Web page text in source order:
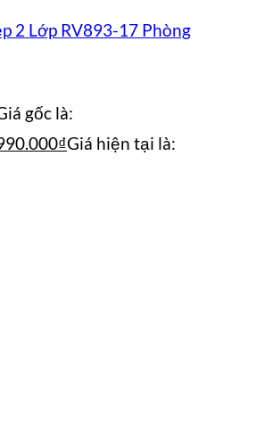
2 Lớp RV893-17 Phòng
gốc là:
₫Giá hiện tại là: